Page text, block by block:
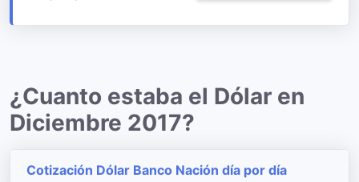
¿Cuanto estaba el Dólar en
Diciembre 2017?
Cotización Dólar Banco Nación día por día